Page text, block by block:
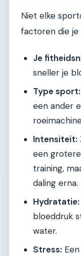
Niet elke
factoren die je
Je
sneller je
Type sport:
een ander
Intensiteit:
een
training,
daling erna.
Hydratatie:
bloeddruk
water.
Stress: